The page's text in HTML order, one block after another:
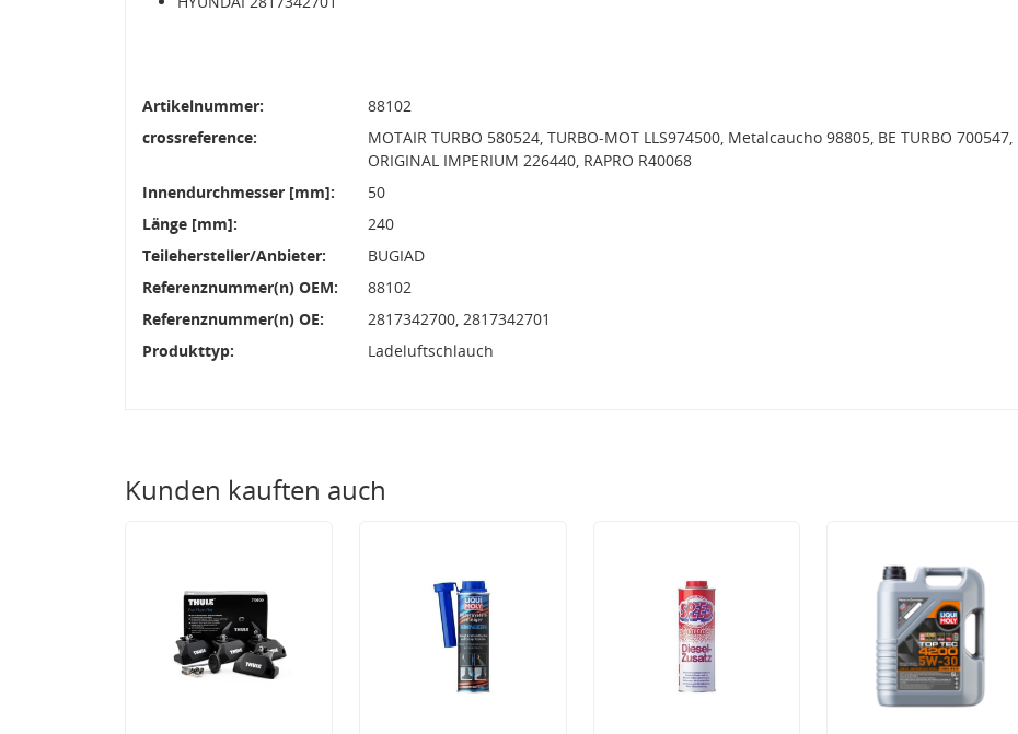
Artikelnummer:
88102
crossreference:
MOTAIR TURBO 580524, TURBO-MOT LLS974500, Metalcaucho 98805, BE TURBO 700547,
ORIGINAL IMPERIUM 226440, RAPRO R40068
Innendurchmesser [mm]:
50
Länge [mm]:
240
Teilehersteller/Anbieter:
BUGIAD
Referenznummer(n) OEM:
88102
Referenznummer(n) OE:
2817342700, 2817342701
Produkttyp:
Ladeluftschlauch
Kunden kauften auch